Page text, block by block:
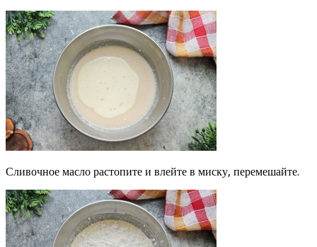
Сливочное масло растопите и влейте в миску, перемешайте.